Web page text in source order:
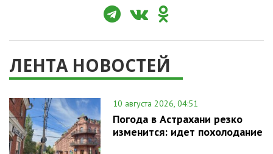
ЛЕНТА НОВОСТЕЙ
10 августа 2026, 04:51
Погода в Астрахани резко
изменится: идет похолодание